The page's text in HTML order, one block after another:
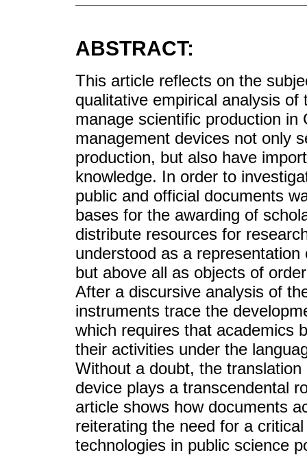
ABSTRACT:
This article reflects on the
qualitative empirical analysis
manage scientific production
management devices not only
production, but also have
knowledge. In order to
public and official documents
bases for the awarding of
distribute resources for
understood as a
but above all as objects of
After a discursive analysis of
instruments trace the
which requires that academics
their activities under the
Without a doubt, the
device plays a transcendental
article shows how documents
reiterating the need for a
technologies in public science